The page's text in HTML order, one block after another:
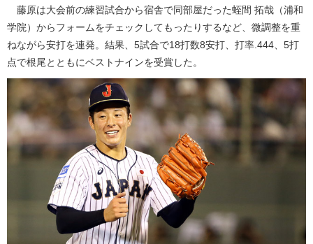
藤原は大会前の練習試合から宿舎で同部屋だった蛭間 拓哉（浦和
学院）からフォームをチェックしてもったりするなど、微調整を重
ねながら安打を連発。結果、5試合で18打数8安打、打率.444、5打
点で根尾とともにベストナインを受賞した。